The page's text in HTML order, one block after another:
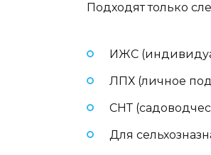
Подходят только
ИЖС
ЛПХ (личное
СНТ
Для